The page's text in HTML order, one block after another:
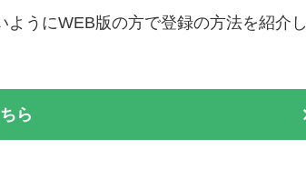
うにWEB版の方で登録の方法を紹介し
ら